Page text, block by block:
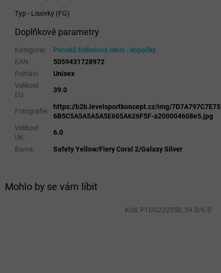
Mohlo by se vám líbit
Kód: P1GC232550_39.0/6.0
Typ - Lisovky (FG)
Doplňkové parametry
Kategorie:
Pánská fotbalová obuv - kopačky
EAN:
5059431728972
Pohlaví:
Unisex
Velikost
EU:
39.0
Fotografie:
https://b2b.levelsportkoncept.cz/img/
6B5C5A5A5A5A5E605A626F5F-a200004608e5.jpg
Velikost
UK:
6.0
Barva: Safety Yellow/Fiery Coral 2/Galaxy Silver